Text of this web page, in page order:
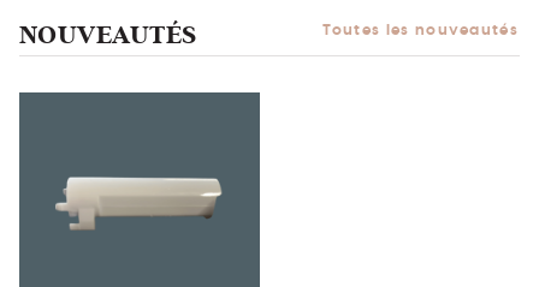
NOUVEAUTÉS Toutes les nouveautés